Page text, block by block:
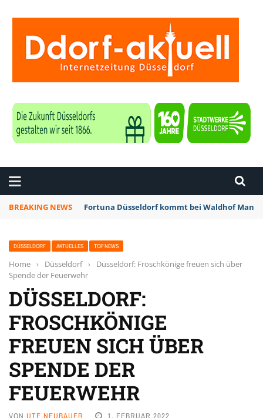
BREAKING NEWS Fortuna Düsseldorf kommt bei Waldhof
DÜSSELDORF AKTUELLES TOP NEWS
Home › Düsseldorf ›
Düsseldorf: Froschkönige freuen sich über
Spende der Feuerwehr
DÜSSELDORF:
FROSCHKÖNIGE
FREUEN SICH ÜBER
SPENDE DER
FEUERWEHR
VON UTE NEUBAUER 1. FEBRUAR 2022